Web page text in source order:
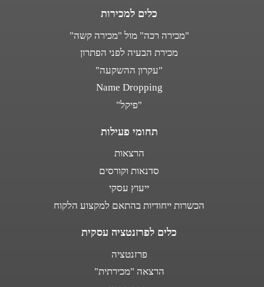
כלים למכירות
"מכירה רכה" מול "מכירה קשה"
מכירת הבעיה לפני הפתרון
"עקרון ההשקעה"
Name Dropping
"פיקל"
תחומי פעילות
הרצאות
סדנאות וקורסים
ייעוץ עסקי
הכשרות ייחודיות בהתאם למקצוע הלקוח
כלים לפרזנטציה עסקית
פרזנטציה
הרצאה "מכירתית"